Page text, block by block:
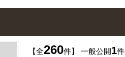
【全260件】 一般公開1件